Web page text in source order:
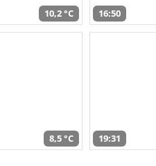
10,2 °C 16:50
8,5 °C 19:31